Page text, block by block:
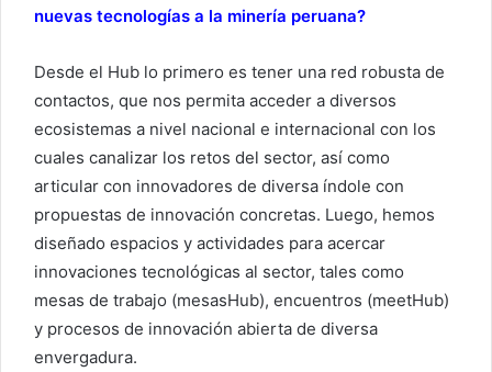
nuevas tecnologías a la minería peruana?
Desde el Hub lo primero es tener una red robusta de
contactos, que nos permita acceder a diversos
ecosistemas a nivel nacional e internacional con los
cuales canalizar los retos del sector, así como
articular con innovadores de diversa índole con
propuestas de innovación concretas. Luego, hemos
diseñado espacios y actividades para acercar
innovaciones tecnológicas al sector, tales como
mesas de trabajo (mesasHub), encuentros (meetHub)
y procesos de innovación abierta de diversa
envergadura.